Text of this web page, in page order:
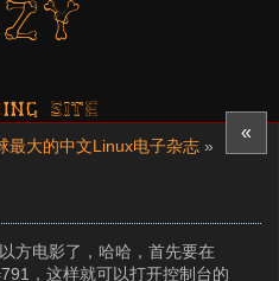
SITE
«
最大的中文Linux电子杂志 »
方电影了，哈哈，首先要在
，这样就可以打开控制台的